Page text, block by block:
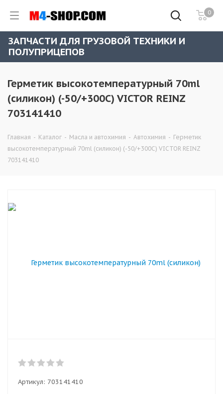
0
ЗАПЧАСТИ ДЛЯ ГРУЗОВОЙ ТЕХНИКИ И
ПОЛУПРИЦЕПОВ
Герметик высокотемпературный 70ml
(силикон) (-50/+300C) VICTOR REINZ
703141410
Главная - Каталог - Масла и автохимия - Автохимия - Герметик
высокотемпературный 70ml (силикон) (-50/+300C) VICTOR REINZ
703141410
Артикул: 703141410